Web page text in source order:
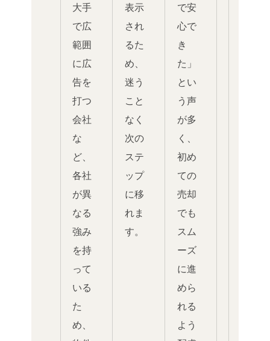
大手
で広
範囲
に広
告を
打つ
会社
な
ど、
各社
が異
なる
強み
を持
って
いる
た
め、
表示
され
るた
め、
迷う
こと
なく
次の
ステ
ップ
に移
れま
す。
で安
心で
き
た」
とい
う声
が多
く、
初め
ての
売却
でも
スム
ーズ
に進
めら
れる
よう